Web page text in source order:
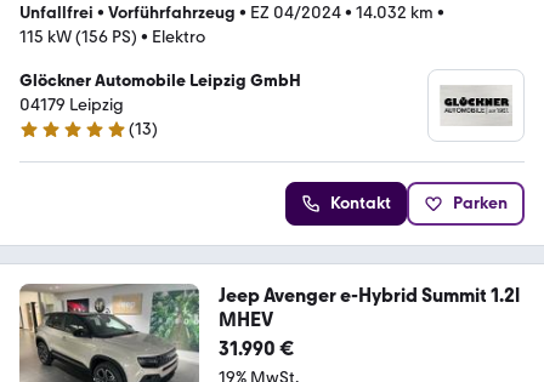
Unfallfrei • Vorführfahrzeug • EZ 04/2024• 14.032 km •
115 kW (156 PS) • Elektro
Glöckner Automobile Leipzig GmbH
04179 Leipzig
4.8 Sterne
(13)
Kontakt Parken
Jeep Avenger e-Hybrid Summit 1.2l
MHEV
31.990 €
19% MwSt.